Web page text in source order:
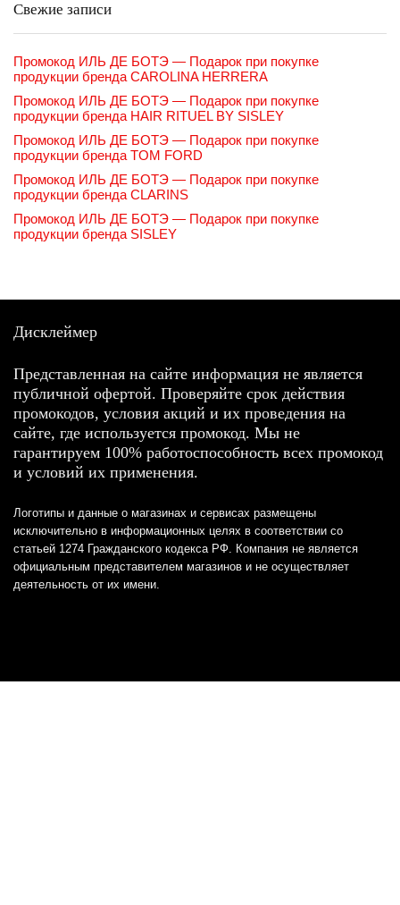
Свежие записи
Промокод ИЛЬ ДЕ БОТЭ — Подарок при покупке
продукции бренда CAROLINA HERRERA
Промокод ИЛЬ ДЕ БОТЭ — Подарок при покупке
продукции бренда HAIR RITUEL BY SISLEY
Промокод ИЛЬ ДЕ БОТЭ — Подарок при покупке
продукции бренда TOM FORD
Промокод ИЛЬ ДЕ БОТЭ — Подарок при покупке
продукции бренда CLARINS
Промокод ИЛЬ ДЕ БОТЭ — Подарок при покупке
продукции бренда SISLEY
Дисклеймер
Представленная на сайте информация не является
публичной офертой. Проверяйте срок действия
промокодов, условия акций и их проведения на
сайте, где используется промокод. Мы не
гарантируем 100% работоспособность всех промокод
и условий их применения.
Логотипы и данные о магазинах и сервисах размещены
исключительно в информационных целях в соответствии со
статьей 1274 Гражданского кодекса РФ. Компания не является
официальным представителем магазинов и не осуществляет
деятельность от их имени.